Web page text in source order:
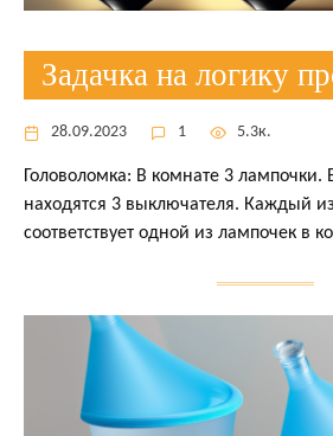
Задачка на логику
28.09.2023 1 5.3к.
Головоломка: В комнате 3 лампочки.
находятся 3 выключателя. Каждый
соответствует одной из лампочек в